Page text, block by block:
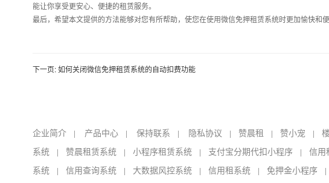
能让你享受更安心、便捷的租赁服务。
最后，希望本文提供的方法能够对您有所帮助，使您在使用微信免押租赁系统时更加愉快和便
下一页:如何关闭微信免押租赁系统的自动扣费功能
企业简介| 产品中心| 保持联系 | 隐私协议 | 赞晨租 | 赞小宠 |
系统| 赞晨租赁系统| 小程序租赁系统| 支付宝分期代扣小程序| 信用
系统| 信用查询系统| 大数据风控系统| 信用租系统| 免押金小程序|